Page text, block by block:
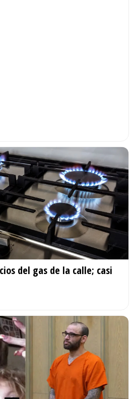
del gas de la calle; casi